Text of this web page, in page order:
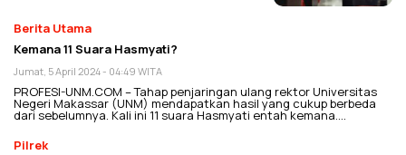
Berita Utama
Kemana 11 Suara Hasmyati?
Jumat, 5 April 2024 - 04:49 WITA
PROFESI-UNM.COM – Tahap penjaringan ulang rektor Universitas
Negeri Makassar (UNM) mendapatkan hasil yang cukup berbeda
dari sebelumnya. Kali ini 11 suara Hasmyati entah kemana….
Pilrek